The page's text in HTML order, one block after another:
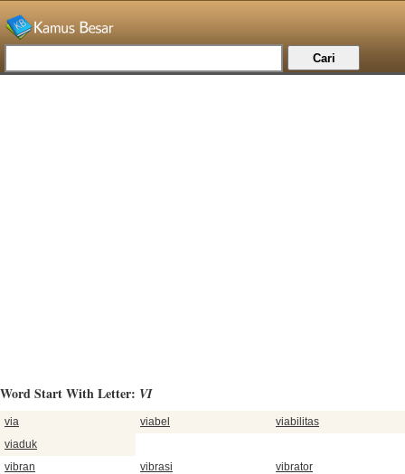
Word Start With Letter: VI
via viabel
viabilitas
viaduk
vibran
vibrasi
vibrator